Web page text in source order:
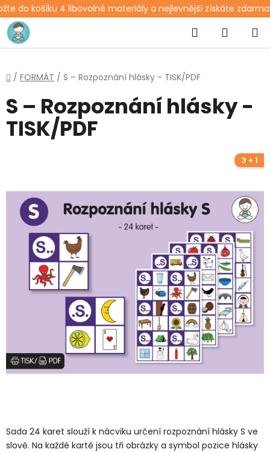
do košíku 4 libovolné materiály a nejlevnější získáte zdarma.
Přejít
na
obsah
Hledat
KOŠÍK
Domů
/ FORMÁT / S – Rozpoznání hlásky - TISK/PDF
Sada 24 karet slouží k nácviku určení rozpoznání hlásky S ve
slově. Na každé kartě jsou tři obrázky a symbol pozice hlásky
S – Rozpoznání hlásky -
TISK/PDF
3 + 1